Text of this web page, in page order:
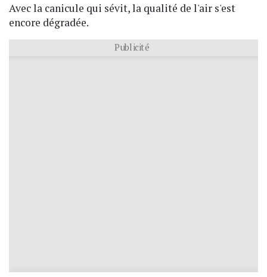
Avec la canicule qui sévit, la qualité de l'air s'est
encore dégradée.
Publicité